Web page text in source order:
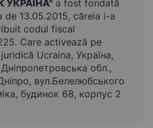
УКРАЇНА" a fost fondată
de 13.05.2015, căreia i-a
codul fiscal
Care activează pe
Ucraina, Україна,
обл.,
вул.Белелюбського
будинок 68, корпус 2